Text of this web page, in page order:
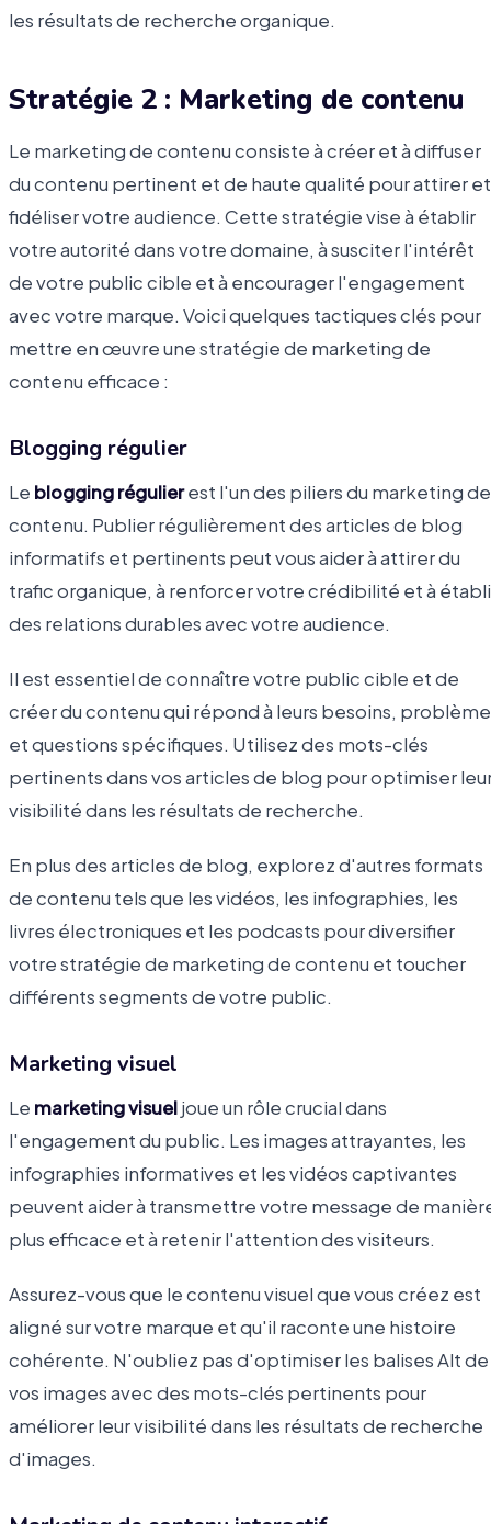
les résultats de recherche organique.
Stratégie 2 : Marketing de contenu
Le marketing de contenu consiste à créer et à diffuser
du contenu pertinent et de haute qualité pour attirer et
fidéliser votre audience. Cette stratégie vise à établir
votre autorité dans votre domaine, à susciter l'intérêt
de votre public cible et à encourager l'engagement
avec votre marque. Voici quelques tactiques clés pour
mettre en œuvre une stratégie de marketing de
contenu efficace :
Blogging régulier
Le blogging régulierest l'un des piliers du marketing de
contenu. Publier régulièrement des articles de blog
informatifs et pertinents peut vous aider à attirer du
trafic organique, à renforcer votre crédibilité et à
des relations durables avec votre audience.
Il est essentiel de connaître votre public cible et de
créer du contenu qui répond à leurs besoins,
et questions spécifiques. Utilisez des mots-clés
pertinents dans vos articles de blog pour optimiser
visibilité dans les résultats de recherche.
En plus des articles de blog, explorez d'autres formats
de contenu tels que les vidéos, les infographies, les
livres électroniques et les podcasts pour diversifier
votre stratégie de marketing de contenu et toucher
différents segments de votre public.
Marketing visuel
Le marketing visueljoue un rôle crucial dans
l'engagement du public. Les images attrayantes, les
infographies informatives et les vidéos captivantes
peuvent aider à transmettre votre message de
plus efficace et à retenir l'attention des visiteurs.
Assurez-vous que le contenu visuel que vous créez est
aligné sur votre marque et qu'il raconte une histoire
cohérente. N'oubliez pas d'optimiser les balises Alt de
vos images avec des mots-clés pertinents pour
améliorer leur visibilité dans les résultats de recherche
d'images.